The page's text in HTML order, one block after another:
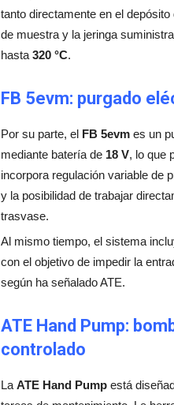
tanto directamente en el
de muestra y la jeringa
hasta 320 °C.
FB 5evm: purgado
Por su parte, el FB 5evm es un
mediante batería de 18 V, lo que
incorpora regulación variable de
y la posibilidad de trabajar
trasvase.
Al mismo tiempo, el sistema
con el objetivo de impedir la
según ha señalado ATE.
ATE Hand Pump:
controlado
La ATE Hand Pump está